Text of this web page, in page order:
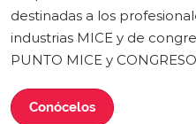
destinadas a los
industrias MICE y de
PUNTO MICE y
Conócelos